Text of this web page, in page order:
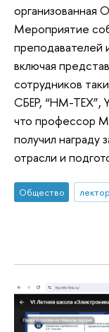
Мероприятие
преподавателей
включая
сотрудников
СБЕР, “НМ-ТЕХ”,
что профессор
получил награду
отрасли и
Общество